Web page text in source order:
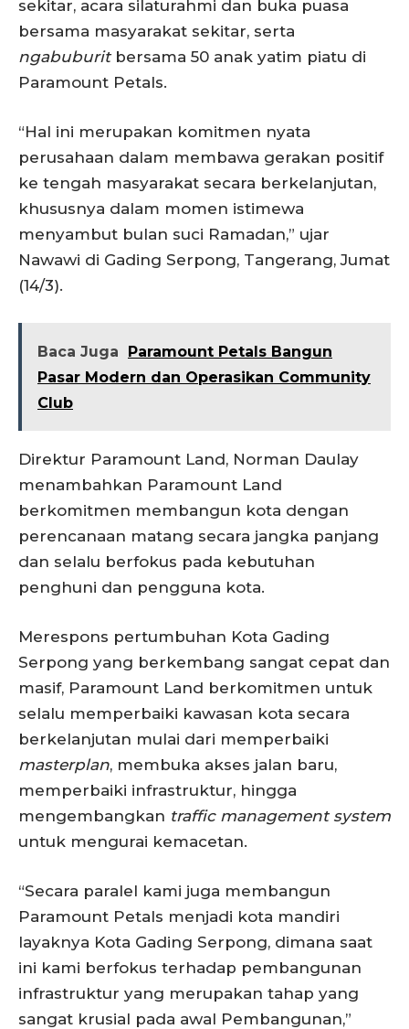
sekitar, acara silaturahmi dan buka puasa
bersama masyarakat sekitar, serta
ngabuburitbersama 50 anak yatim piatu di
Paramount Petals.
“Hal ini merupakan komitmen nyata
perusahaan dalam membawa gerakan positif
ke tengah masyarakat secara berkelanjutan,
khususnya dalam momen istimewa
menyambut bulan suci Ramadan,” ujar
Nawawi di Gading Serpong, Tangerang, Jumat
(14/3).
Baca Juga
Paramount Petals Bangun
Pasar Modern dan Operasikan Community
Club
Direktur Paramount Land, Norman Daulay
menambahkan Paramount Land
berkomitmen membangun kota dengan
perencanaan matang secara jangka panjang
dan selalu berfokus pada kebutuhan
penghuni dan pengguna kota.
Merespons pertumbuhan Kota Gading
Serpong yang berkembang sangat cepat dan
masif, Paramount Land berkomitmen untuk
selalu memperbaiki kawasan kota secara
berkelanjutan mulai dari memperbaiki
masterplan, membuka akses jalan baru,
memperbaiki infrastruktur, hingga
mengembangkan traffic management system
untuk mengurai kemacetan.
“Secara paralel kami juga membangun
Paramount Petals menjadi kota mandiri
layaknya Kota Gading Serpong, dimana saat
ini kami berfokus terhadap pembangunan
infrastruktur yang merupakan tahap yang
sangat krusial pada awal Pembangunan,”